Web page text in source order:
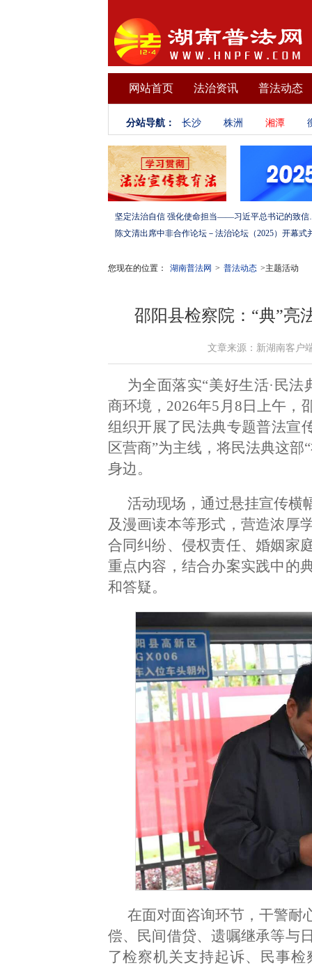
网站首页 法治资讯 普法动态
分站导航： 长沙 株洲 湘潭
坚定法治自信 强化使
您现在的位置： 湖南普法网 > 普法动态 >主题活动
邵阳县检察院：“典”亮
文章来源：新湖南客
为全面落实“美好生活·民
商环境，2026年5月8日上午，
组织开展了民法典专题普法宣
区营商”为主线，将民法典这
身边。
活动现场，通过悬挂宣传横
及漫画读本等形式，营造浓厚
合同纠纷、侵权责任、婚姻家
重点内容，结合办案实践中的
和答疑。
在面对面咨询环节，干警耐
偿、民间借贷、遗嘱继承等与
了检察机关支持起诉、民事